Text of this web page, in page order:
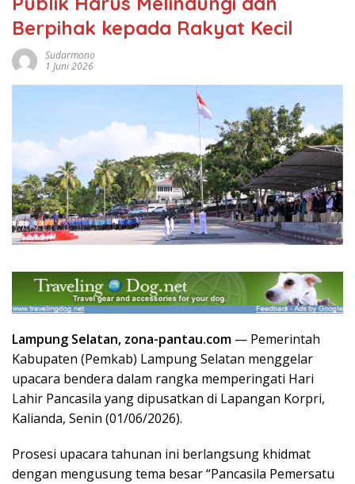
Berpihak kepada Rakyat Kecil
Sudarmono
1 Juni 2026
Lampung Selatan, zona-pantau.com — Pemerintah
Kabupaten (Pemkab) Lampung Selatan menggelar
upacara bendera dalam rangka memperingati Hari
Lahir Pancasila yang dipusatkan di Lapangan Korpri,
Kalianda, Senin (01/06/2026).
Prosesi upacara tahunan ini berlangsung khidmat
dengan mengusung tema besar “Pancasila Pemersatu